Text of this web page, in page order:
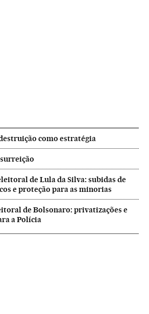
como estratégia
de Lula da Silva: subidas de
e proteção para as minorias
de Bolsonaro: privatizações e
a Polícia